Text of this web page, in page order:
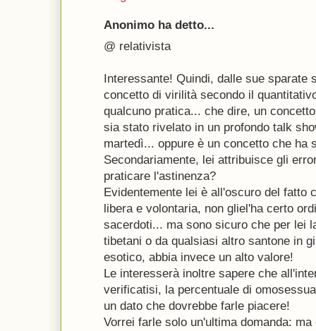
Anonimo ha detto...
@ relativista
Interessante! Quindi, dalle sue sparate
concetto di virilità secondo il
qualcuno pratica... che dire, un
sia stato rivelato in un profondo talk
martedì... oppure è un concetto che ha
Secondariamente, lei attribuisce gli
praticare l'astinenza?
Evidentemente lei è all'oscuro del fatto
libera e volontaria, non gliel'ha certo
sacerdoti... ma sono sicuro che per lei
tibetani o da qualsiasi altro santone in
esotico, abbia invece un alto valore!
Le interesserà inoltre sapere che
verificatisi, la percentuale di
un dato che dovrebbe farle piacere!
Vorrei farle solo un'ultima domanda: